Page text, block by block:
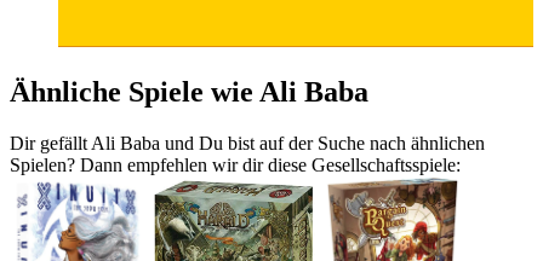
Ähnliche Spiele wie Ali Baba
Dir gefällt Ali Baba und Du bist auf der Suche nach ähnlichen
Spielen? Dann empfehlen wir dir diese Gesellschaftsspiele: